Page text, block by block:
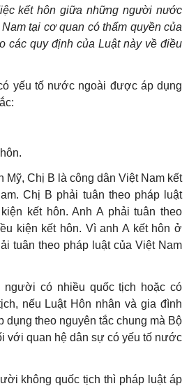
kết hôn giữa những người nước
tại cơ quan có thẩm quyền của
các quy định của Luật này về điều
yếu tố nước ngoài được áp dụng
Mỹ, Chị B là công dân Việt Nam kết
Chị B phải tuân theo pháp luật
kết hôn. Anh A phải tuân theo
kiện kết hôn. Vì anh A kết hôn ở
tuân theo pháp luật của Việt Nam
có nhiều quốc tịch hoặc có
nếu Luật Hôn nhân và gia đình
dụng theo nguyên tắc chung mà Bộ
với quan hệ dân sự có yếu tố nước
không quốc tịch thì pháp luật áp